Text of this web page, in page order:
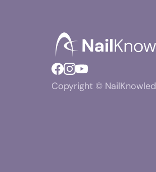
Copyright ©